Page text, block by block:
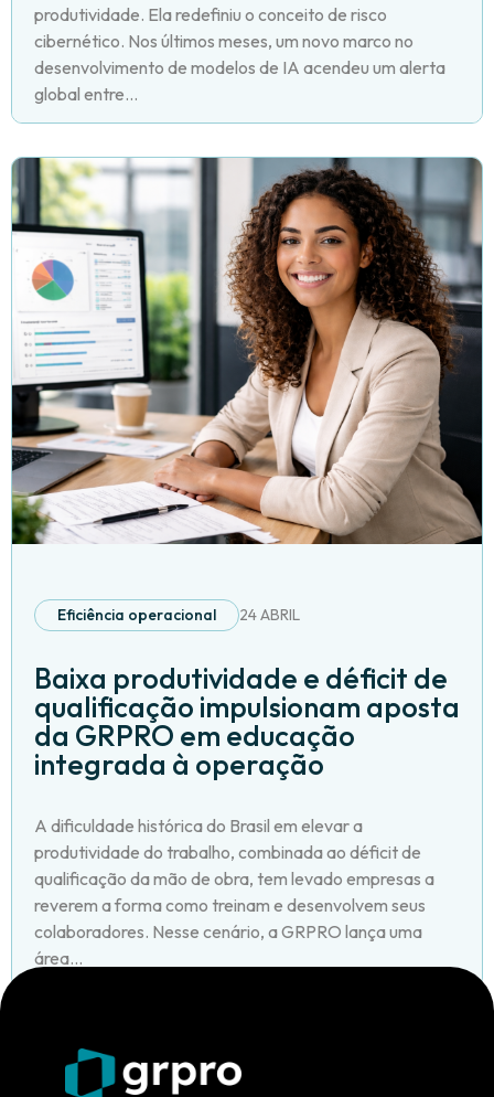
produtividade. Ela redefiniu o conceito de risco
cibernético. Nos últimos meses, um novo marco no
desenvolvimento de modelos de IA acendeu um alerta
global entre...
Eficiência operacional 24 ABRIL
Baixa produtividade e déficit de
qualificação impulsionam aposta
da GRPRO em educação
integrada à operação
A dificuldade histórica do Brasil em elevar a
produtividade do trabalho, combinada ao déficit de
qualificação da mão de obra, tem levado empresas a
reverem a forma como treinam e desenvolvem seus
colaboradores. Nesse cenário, a GRPRO lança uma
área...